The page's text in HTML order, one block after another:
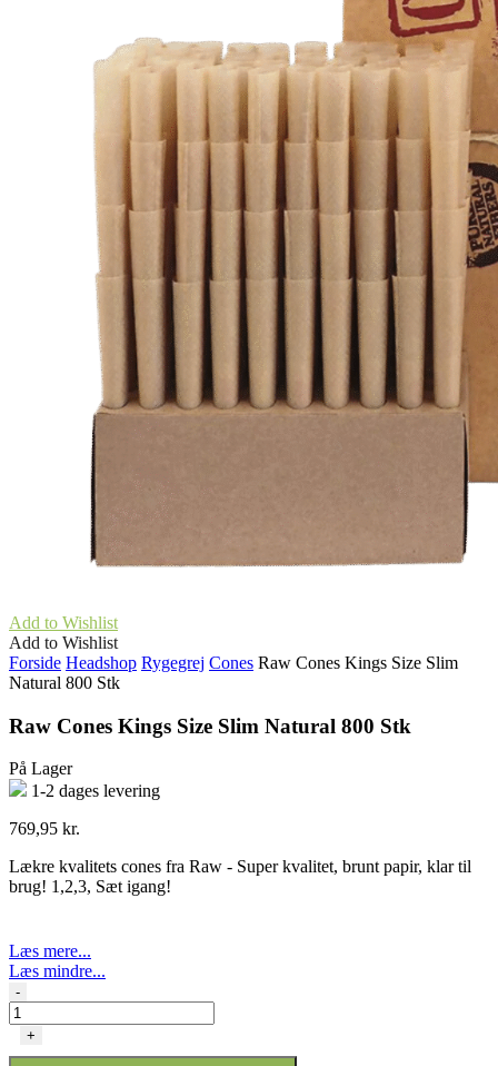
Add to Wishlist
Add to Wishlist
Forside Headshop Rygegrej Cones Raw Cones Kings Size Slim
Natural 800 Stk
Raw Cones Kings Size Slim Natural 800 Stk
På Lager
1-2 dages levering
769,95 kr.
Lækre kvalitets cones fra Raw - Super kvalitet, brunt papir, klar til
brug! 1,2,3, Sæt igang!
Læs mere...
Læs mindre...
Raw
Cones
Kings
-
+